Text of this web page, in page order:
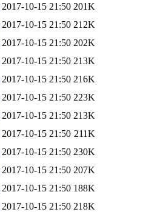
2017-10-15 21:50 201K
2017-10-15 21:50 212K
2017-10-15 21:50 202K
2017-10-15 21:50 213K
2017-10-15 21:50 216K
2017-10-15 21:50 223K
2017-10-15 21:50 213K
2017-10-15 21:50 211K
2017-10-15 21:50 230K
2017-10-15 21:50 207K
2017-10-15 21:50 188K
2017-10-15 21:50 218K